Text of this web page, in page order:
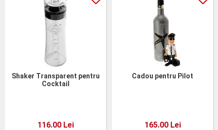
Shaker Transparent pentru
Cocktail
116.00 Lei
Cadou pentru Pilot
165.00 Lei